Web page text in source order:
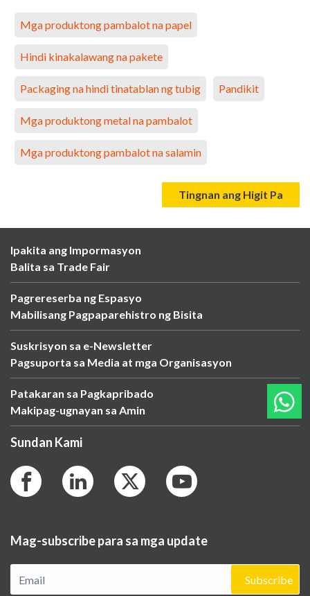
Mga produktong pambalot na papel
Hindi kinakalawang na pakete
Packaging na hindi tinatablan ng tubig Pandikit
Mga produktong metal na pambalot
Mga produktong pambalot na salamin
Tingnan ang Higit Pa
Ipakita ang Impormasyon
Balita sa Trade Fair
Pagrereserba ng Espasyo
Mabilisang Pagpaparehistro ng Bisita
Suskrisyon sa e-Newsletter
Pagsuporta sa Media at mga Organisasyon
Patakaran sa Pagkapribado
Makipag-ugnayan sa Amin
Sundan Kami
Mag-subscribe para sa mga update
Subscribe